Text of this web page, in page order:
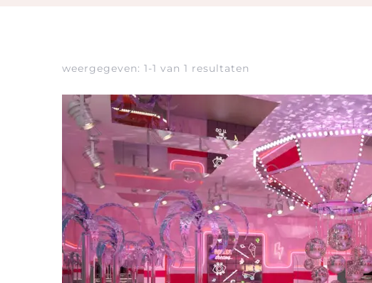
weergegeven: 1-1 van 1 resultaten